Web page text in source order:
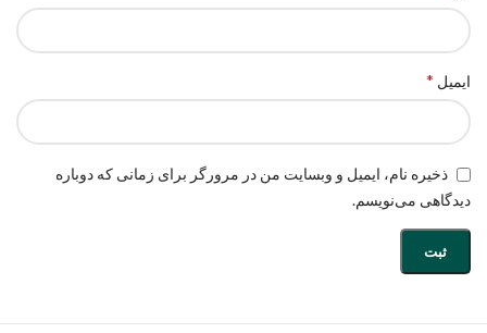
ایمیل *
ذخیره نام، ایمیل و وبسایت من در مرورگر برای زمانی که دوباره
دیدگاهی می‌نویسم.